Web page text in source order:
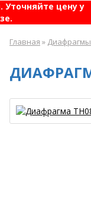
цену у
Главная » Диафрагмы